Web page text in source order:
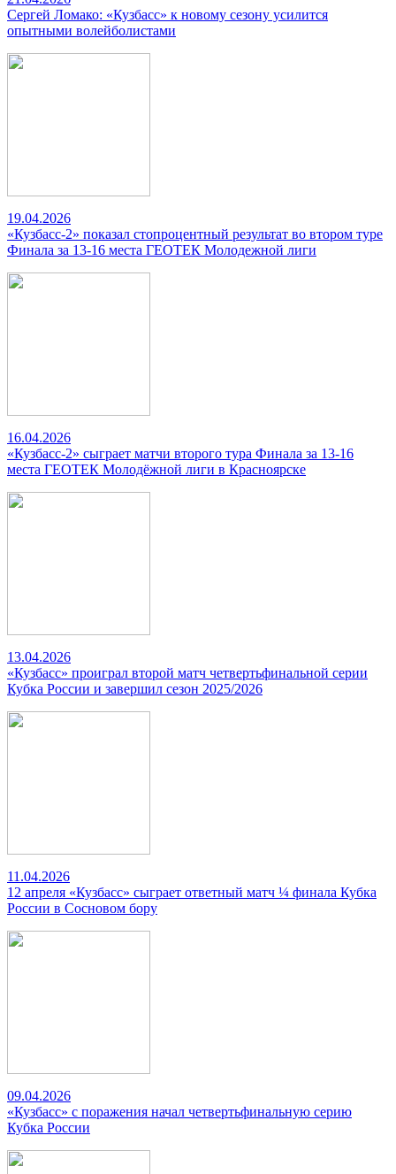
Сергей Ломако: «Кузбасс» к новому сезону усилится
опытными волейболистами
19.04.2026
«Кузбасс-2» показал стопроцентный результат во втором туре
Финала за 13-16 места ГЕОТЕК Молодежной лиги
16.04.2026
«Кузбасс-2» сыграет матчи второго тура Финала за 13-16
места ГЕОТЕК Молодёжной лиги в Красноярске
13.04.2026
«Кузбасс» проиграл второй матч четвертьфинальной серии
Кубка России и завершил сезон 2025/2026
11.04.2026
12 апреля «Кузбасс» сыграет ответный матч ¼ финала Кубка
России в Сосновом бору
09.04.2026
«Кузбасс» с поражения начал четвертьфинальную серию
Кубка России